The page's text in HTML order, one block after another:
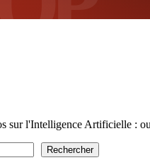
sur l'Intelligence Artificielle :
Rechercher